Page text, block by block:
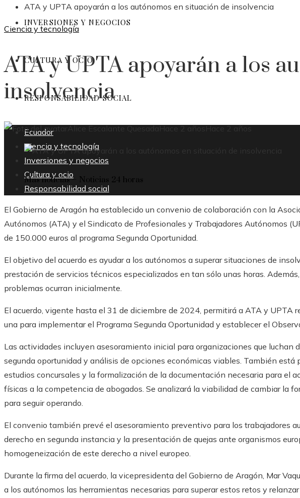
INVERSIONES Y NEGOCIOS
CULTURA Y OCIO
RESPONSABILIDAD SOCIAL
Ecuador
Ciencia y tecnología
Inversiones y negocios
Cultura y ocio
Responsabilidad social
ATA y UPTA apoyarán a los autónomos en situación de insolvencia
Ciencia y tecnología
ATA y UPTA apoyarán a los
insolvencia
Alice Escalante Quesada Hace 2 años Hace 2 años
Más noticias – Noticias 24 horas
El Gobierno de Aragón ha establecido un convenio de colaboración con la
Autónomos (ATA) y el Sindicato de Profesionales y Trabajadores Autónomos
de 150.000 euros al programa Segunda Oportunidad.
El objetivo del acuerdo es ayudar a los autónomos a superar situaciones de
prestación de servicios técnicos especializados en tan sólo unas horas.
problemas ocurran inicialmente.
El acuerdo, vigente hasta el 31 de diciembre de 2024, permitirá a ATA y UPTA
una para implementar el Programa Segunda Oportunidad y establecer el
Las actividades incluyen asesoramiento inicial para organizaciones que luchan
segunda oportunidad y análisis de opciones económicas viables. También está
estudios concursales y la formalización de la documentación necesaria para el
físicas a la competencia de abogados. Se analizará la viabilidad de cambiar la
para seguir operando.
El convenio también prevé el asesoramiento preventivo para los trabajadores
derecho en segunda instancia y la presentación de quejas ante organismos
homogeneización de este derecho a nivel europeo.
Durante la firma del acuerdo, la vicepresidenta del Gobierno de Aragón, Mar
a los autónomos las herramientas necesarias para superar estos retos y relanzar